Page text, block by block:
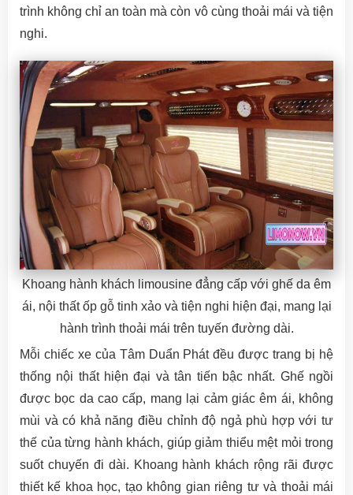
trình không chỉ an toàn mà còn vô cùng thoải mái và tiện
nghi.
Khoang hành khách limousine đẳng cấp với ghế da êm
ái, nội thất ốp gỗ tinh xảo và tiện nghi hiện đại, mang lại
hành trình thoải mái trên tuyến đường dài.
Mỗi chiếc xe của Tâm Duẩn Phát đều được trang bị hệ
thống nội thất hiện đại và tân tiến bậc nhất. Ghế ngồi
được bọc da cao cấp, mang lại cảm giác êm ái, không
mùi và có khả năng điều chỉnh độ ngả phù hợp với tư
thế của từng hành khách, giúp giảm thiểu mệt mỏi trong
suốt chuyến đi dài. Khoang hành khách rộng rãi được
thiết kế khoa học, tạo không gian riêng tư và thoải mái